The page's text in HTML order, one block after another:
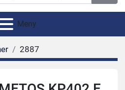
Meny
2887